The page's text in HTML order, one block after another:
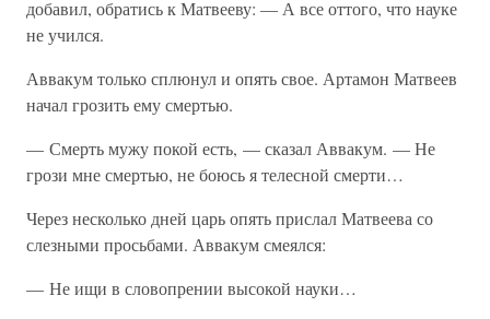
добавил, обратись к Матвееву: — А все оттого, что науке
не учился.
Аввакум только сплюнул и опять свое. Артамон Матвеев
начал грозить ему смертью.
— Смерть мужу покой есть, — сказал Аввакум. — Не
грози мне смертью, не боюсь я телесной смерти…
Через несколько дней царь опять прислал Матвеева со
слезными просьбами. Аввакум смеялся:
— Не ищи в словопрении высокой науки…